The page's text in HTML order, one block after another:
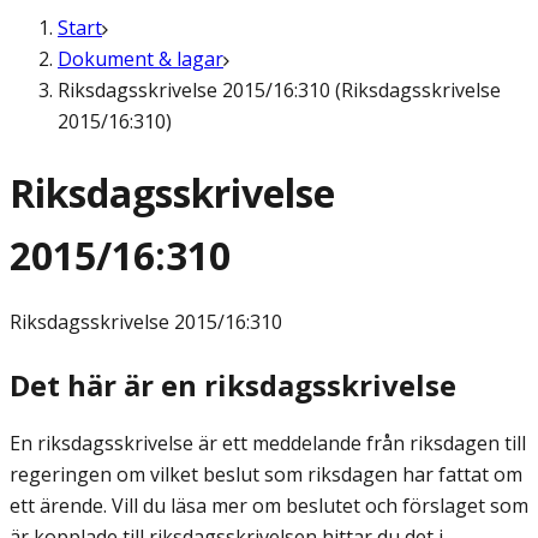
Start
Dokument & lagar
Riksdagsskrivelse 2015/16:310 (Riksdagsskrivelse
2015/16:310)
Riksdagsskrivelse
2015/16:310
Riksdagsskrivelse 2015/16:310
Det här är en riksdagsskrivelse
En riksdagsskrivelse är ett meddelande från riksdagen till
regeringen om vilket beslut som riksdagen har fattat om
ett ärende. Vill du läsa mer om beslutet och förslaget som